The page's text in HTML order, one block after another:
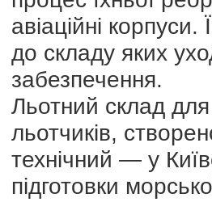
авіаційні корпуси.
до складу яких
забезпечення.
Льотний склад для
льотчиків,
технічний — у
підготовки